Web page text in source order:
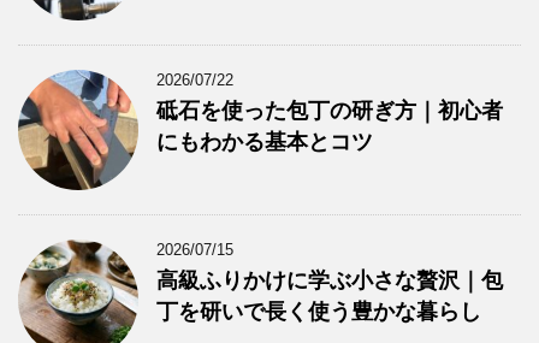
2026/07/22
砥石を使った包丁の研ぎ方｜初心者
にもわかる基本とコツ
2026/07/15
高級ふりかけに学ぶ小さな贅沢｜包
丁を研いで長く使う豊かな暮らし